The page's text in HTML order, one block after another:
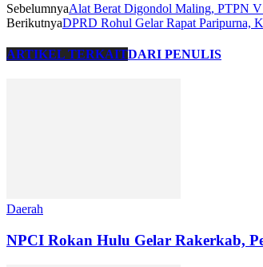
SebelumnyaAlat Berat Digondol Maling, PTPN
BerikutnyaDPRD Rohul Gelar Rapat Paripurna,
ARTIKEL TERKAITDARI PENULIS
Daerah
NPCI Rokan Hulu Gelar Rakerkab,